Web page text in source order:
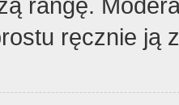
ręcznie ją